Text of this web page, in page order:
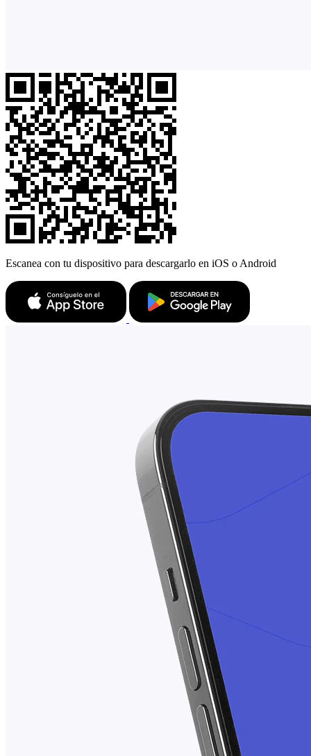
Escanea con tu dispositivo para descargarlo en iOS o Android